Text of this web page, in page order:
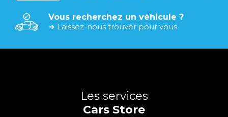
Vous recherchez un véhicule ?
➔ Laissez-nous trouver pour vous
Les services
Cars Store